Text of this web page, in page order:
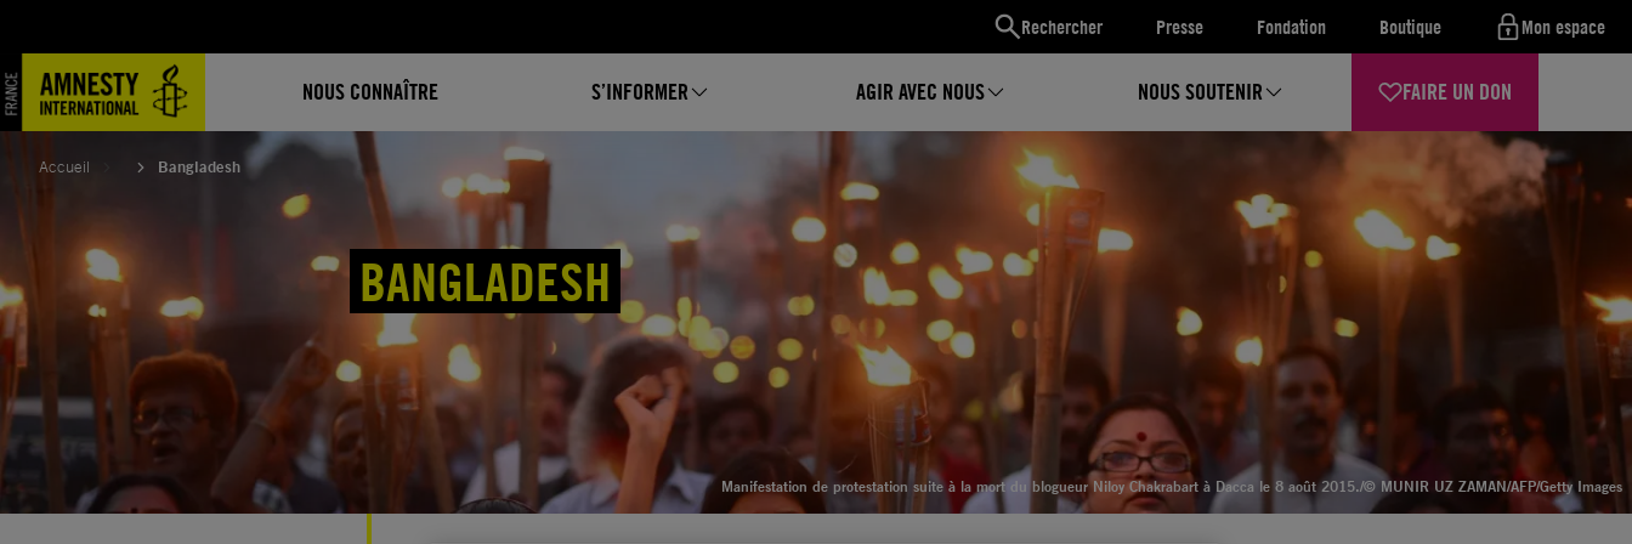
Rechercher Presse Fondation Boutique Mon espace
NOUS CONNAÎTRE S’INFORMER AGIR AVEC NOUS NOUS SOUTENIR FAIRE UN DON
contenu
Accueil Bangladesh
BANGLADESH
Manifestation de protestation suite à la mort du blogueur Niloy Chakrabart à Dacca le 8 août 2015./© MUNIR UZ ZAMAN/AFP/Getty Images